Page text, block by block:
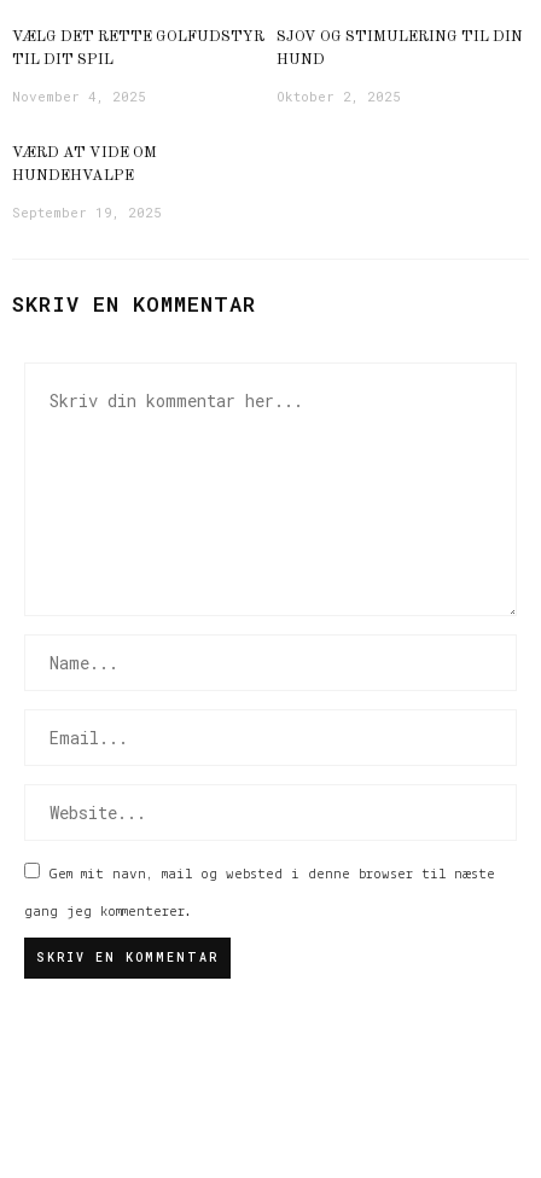
VÆLG DET RETTE GOLFUDSTYR
TIL DIT SPIL
November 4, 2025
SJOV OG STIMULERING TIL DIN
HUND
Oktober 2, 2025
VÆRD AT VIDE OM
HUNDEHVALPE
September 19, 2025
SKRIV EN KOMMENTAR
Gem mit navn, mail og websted i denne browser til næste
gang jeg kommenterer.